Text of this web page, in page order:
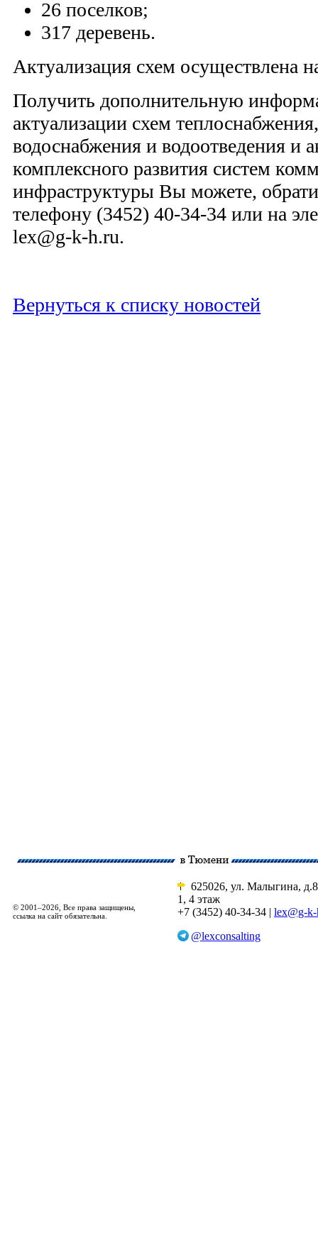
26 поселков;
317 деревень.
Актуализация схем осуществлена
Получить дополнительную
актуализации схем
водоснабжения и водоотведения и
комплексного развития систем
инфраструктуры Вы можете,
телефону (3452) 40-34-34 или на
lex@g-k-h.ru.
Вернуться к списку новостей
© 2001–2026, Все права защищены,
ссылка на сайт обязательна.
625026, ул. Малыгина,
1, 4 этаж
+7 (3452) 40-34-34 | lex@g-
@lexconsalting